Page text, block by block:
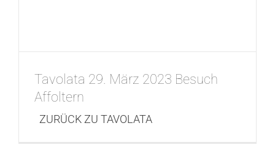
Tavolata 29. März 2023 Besuch
Affoltern
ZURÜCK ZU TAVOLATA